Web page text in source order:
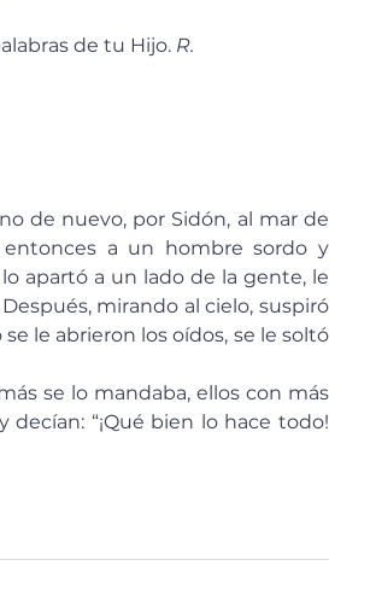
de tu Hijo. R.
entonces a un hombre sordo y
apartó a un lado de la gente, le
mirando al cielo, suspiró
se le abrieron los oídos, se le soltó
“¡Qué bien lo hace todo!